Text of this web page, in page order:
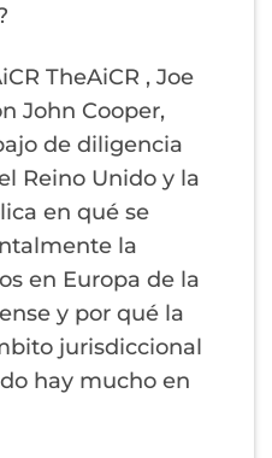
TheAiCR , Joe
John Cooper,
de diligencia
Reino Unido y la
en qué se
la
en Europa de la
y por qué la
jurisdiccional
hay mucho en